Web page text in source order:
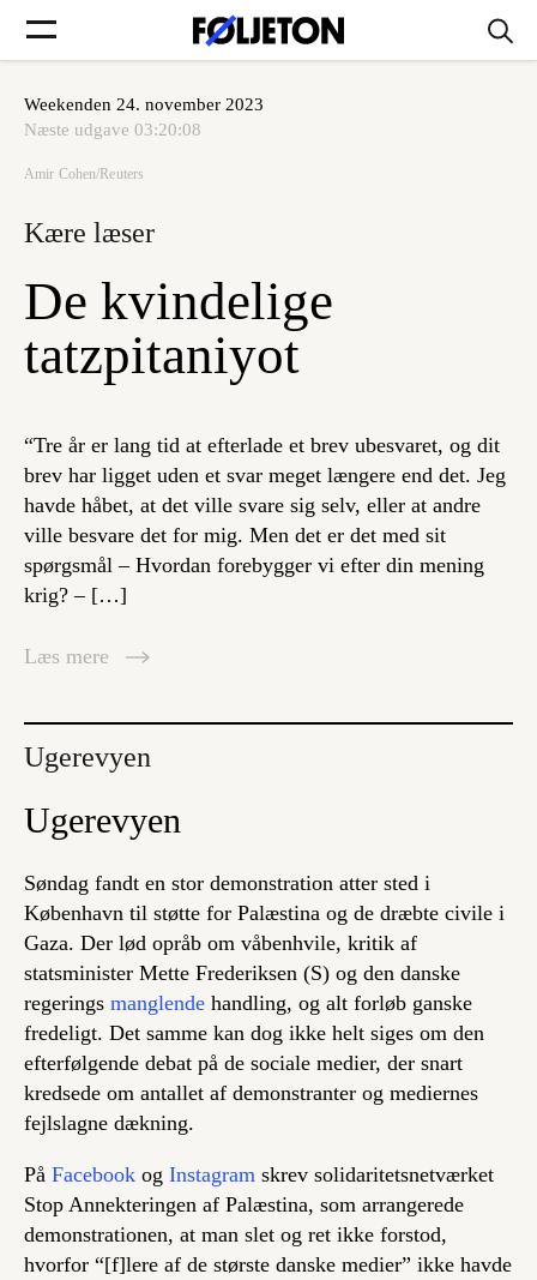
Forsider
Søg
Log ind
Weekenden 24. november 2023
Næste udgave 03:20:08
Amir Cohen/Reuters
Kære læser
De kvindelige
tatzpitaniyot
“Tre år er lang tid at efterlade et brev ubesvaret, og dit
brev har ligget uden et svar meget længere end det. Jeg
havde håbet, at det ville svare sig selv, eller at andre
ville besvare det for mig. Men det er det med sit
spørgsmål – Hvordan forebygger vi efter din mening
krig? – […]
Læs mere
Ugerevyen
Ugerevyen
Søndag fandt en stor demonstration atter sted i
København til støtte for Palæstina og de dræbte civile i
Gaza. Der lød opråb om våbenhvile, kritik af
statsminister Mette Frederiksen (S) og den danske
regerings manglende handling, og alt forløb ganske
fredeligt. Det samme kan dog ikke helt siges om den
efterfølgende debat på de sociale medier, der snart
kredsede om antallet af demonstranter og mediernes
fejlslagne dækning.
På Facebook og Instagram skrev solidaritetsnetværket
Stop Annekteringen af Palæstina, som arrangerede
demonstrationen, at man slet og ret ikke forstod,
hvorfor “[f]lere af de største danske medier” ikke havde